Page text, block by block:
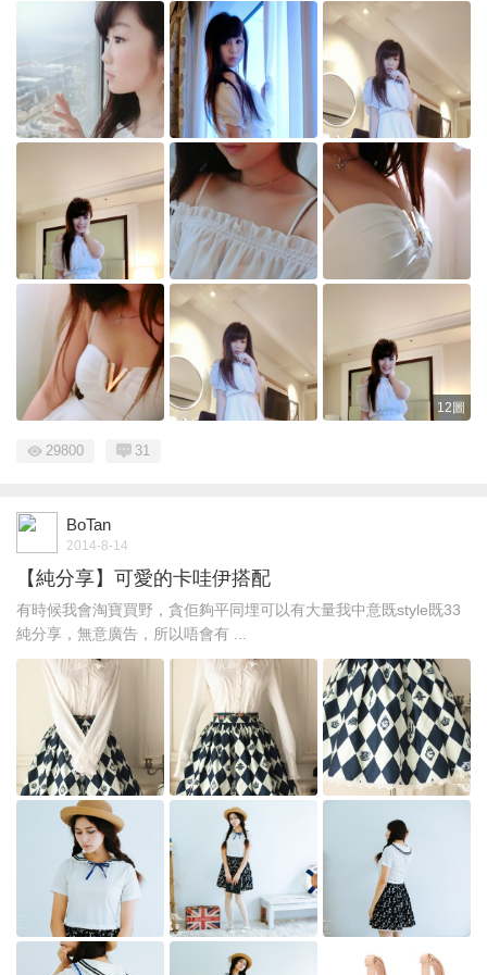
12圖
29800 31
BoTan
2014-8-14
【純分享】可愛的卡哇伊搭配
有時候我會淘寶買野，貪佢夠平同埋可以有大量我中意既style既33
純分享，無意廣告，所以唔會有 ...